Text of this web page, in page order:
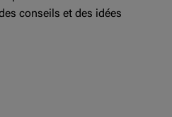
conseils et des idées